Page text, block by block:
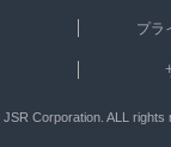
プラ
Corporation. ALL rights